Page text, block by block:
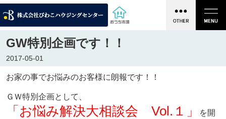
GW特別企画です！！
2017-05-01
お家の事でお悩みのお客様に朗報です！！
ＧＷ特別企画として、
「お悩み解決大相談会 Vol.１」
を開